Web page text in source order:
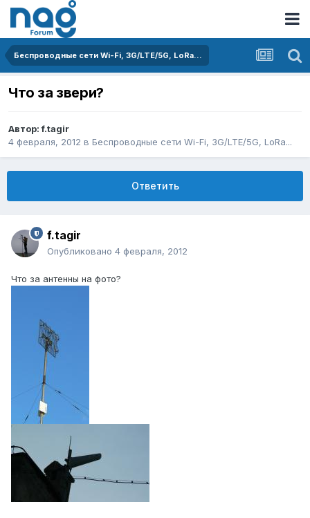
Беспроводные сети Wi-Fi, 3G/LTE/5G, LoRa...
Что за звери?
Автор:f.tagir
4 февраля, 2012 в Беспроводные сети Wi-Fi, 3G/LTE/5G, LoRa...
Ответить
f.tagir
Опубликовано 4 февраля, 2012
Что за антенны на фото?